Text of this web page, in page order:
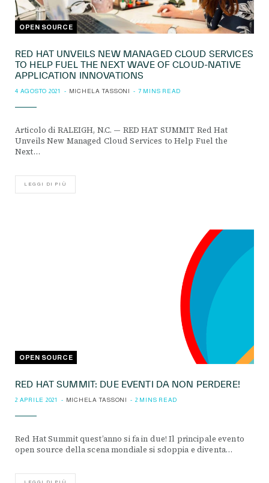
OPEN SOURCE
RED HAT UNVEILS NEW MANAGED CLOUD SERVICES
TO HELP FUEL THE NEXT WAVE OF CLOUD-NATIVE
APPLICATION INNOVATIONS
4 AGOSTO 2021 MICHELA TASSONI 7 MINS READ
Articolo di RALEIGH, N.C. — RED HAT SUMMIT Red Hat
Unveils New Managed Cloud Services to Help Fuel the
Next…
LEGGI DI PIÙ
OPEN SOURCE
RED HAT SUMMIT: DUE EVENTI DA NON PERDERE!
2 APRILE 2021 MICHELA TASSONI 2 MINS READ
Red Hat Summit quest’anno si fa in due! Il principale evento
open source della scena mondiale si sdoppia e diventa…